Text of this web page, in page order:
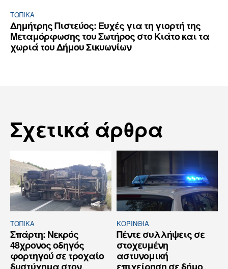
ΤΟΠΙΚΑ
Δημήτρης Πιστεύος: Ευχές για τη γιορτή της
Μεταμόρφωσης του Σωτήρος στο Κιάτο και τα
χωριά του Δήμου Σικυωνίων
Σχετικά άρθρα
ΤΟΠΙΚΑ
Σπάρτη: Νεκρός
48χρονος οδηγός
φορτηγού σε τροχαίο
ΚΟΡΙΝΘΊΑ
Πέντε συλλήψεις σε
στοχευμένη
αστυνομική